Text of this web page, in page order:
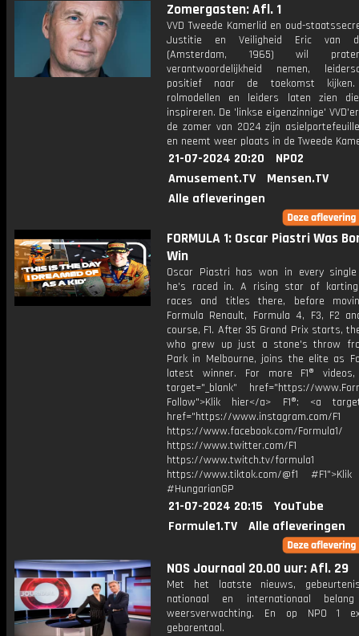
Zomergasten: Afl. 1
VVD Tweede Kamerlid en oud-
Justitie en Veiligheid Eric van
(Amsterdam, 1965) wil
verantwoordelijkheid nemen,
positief naar de toekomst
rolmodellen en leiders laten zien
inspireren. De 'linkse eigenzinnige'
de zomer van 2024 zijn
en neemt weer plaats in de Tweede
21-07-2024 20:20
NPO2
Amusement.TV
Mensen.TV
Alle afleveringen
FORMULA 1: Oscar Piastri Was
Win
Oscar Piastri has won in every
he's raced in. A rising star of
races and titles there, before
Formula Renault, Formula 4, F3, F2
course, F1. After 35 Grand Prix starts,
who grew up just a stone's throw
Park in Melbourne, joins the elite as
latest winner. For more F1®
target="_blank" href="https://
Follow">Klik hier</a> F1®: <a
href="https://www.instagram.com/F1
https://www.facebook.com/Formula1/
https://www.twitter.com/F1
https://www.twitch.tv/formula1
https://www.tiktok.com/@f1
#HungarianGP
21-07-2024 20:15
YouTube
Formule1.TV
Alle afleveringen
NOS Journaal 20.00 uur: Afl. 29
Met het laatste nieuws,
nationaal en internationaal
weersverwachting. En op NPO 1
gebarentaal.